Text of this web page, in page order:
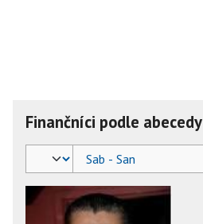
Finančníci podle abecedy